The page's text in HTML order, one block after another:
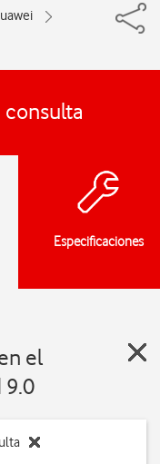
Especificaciones
el
9.0